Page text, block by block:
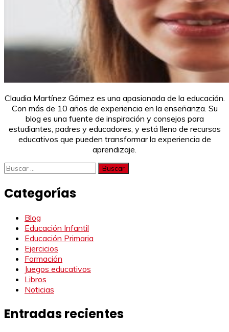
Claudia Martínez Gómez es una apasionada de la educación.
Con más de 10 años de experiencia en la enseñanza. Su
blog es una fuente de inspiración y consejos para
estudiantes, padres y educadores, y está lleno de recursos
educativos que pueden transformar la experiencia de
aprendizaje.
Buscar:
Categorías
Blog
Educación Infantil
Educación Primaria
Ejercicios
Formación
Juegos educativos
Libros
Noticias
Entradas recientes